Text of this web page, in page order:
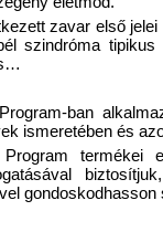
zavar első
szindróma
ban
ismeretében és
termékei
gondoskodhasson